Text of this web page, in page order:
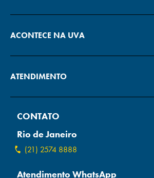
ACONTECE NA UVA
ATENDIMENTO
CONTATO
Rio de Janeiro
(21) 2574 8888
Atendimento WhatsApp